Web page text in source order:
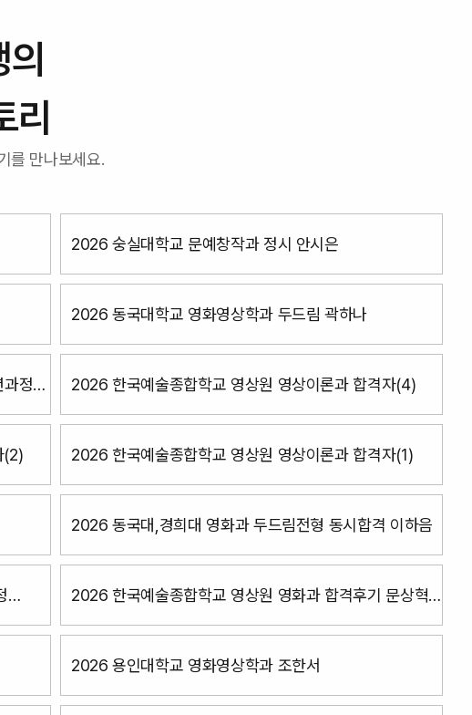
를 만나보세요.
2026 숭실대학교 문예창작과 정시 안시은
2026 동국대학교 영화영상학과 두드림 곽하나
정
2026 한국예술종합학교 영상원 영상이론과 합격자(4)
(2) 2026 한국예술종합학교 영상원 영상이론과 합격자(1)
2026 동국대,경희대 영화과 두드림전형 동시합격 이하음
2026 한국예술종합학교 영상원 영화과 합격후기 문상혁
2026 용인대학교 영화영상학과 조한서